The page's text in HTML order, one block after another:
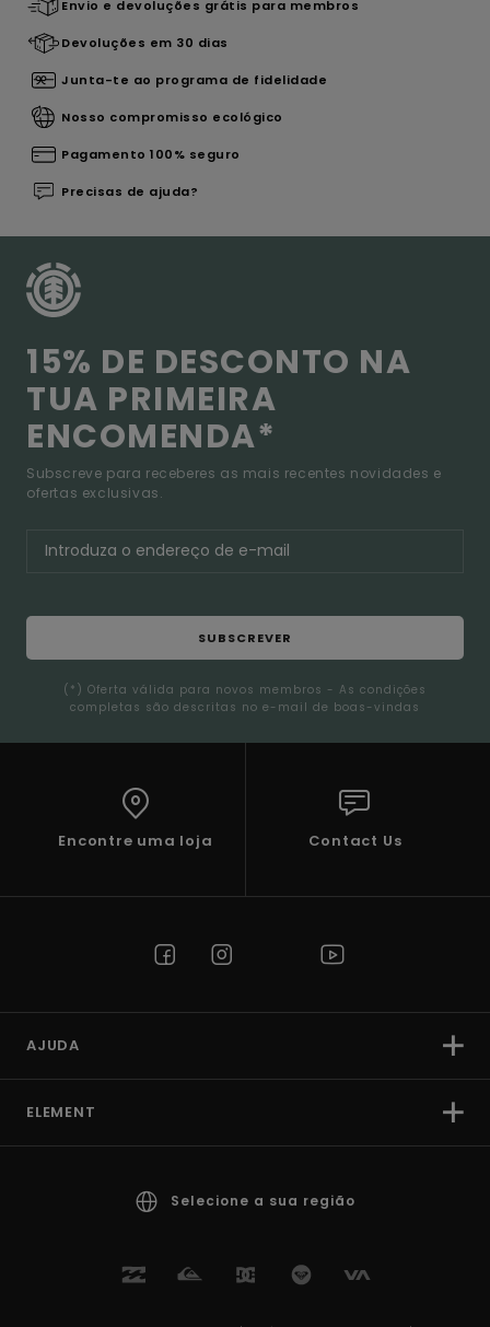
Envio e devoluções grátis para membros
Devoluções em 30 dias
Junta-te ao programa de fidelidade
Nosso compromisso ecológico
Pagamento 100% seguro
Precisas de ajuda?
15% DE DESCONTO NA
TUA PRIMEIRA
ENCOMENDA*
Subscreve para receberes as mais recentes novidades e
ofertas exclusivas.
SUBSCREVER
(*) Oferta válida para novos membros - As condições
completas são descritas no e-mail de boas-vindas
Encontre uma loja Contact Us
AJUDA
ELEMENT
Selecione a sua região